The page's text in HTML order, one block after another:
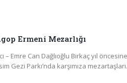
Ermeni Mezarlığı
– Emre Can Dağlıoğlu Birkaç yıl öncesine
Gezi Parkı’nda karşımıza